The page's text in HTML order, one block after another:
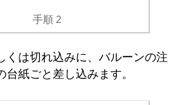
手順 2
くは切れ込みに、バルーンの注
台紙ごと差し込みます。